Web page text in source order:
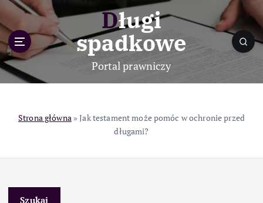
p
o
c
Długi
spadkowe
Portal prawniczy
Strona główna»Jak testament może pomóc w ochronie przed
długami?
Szukaj